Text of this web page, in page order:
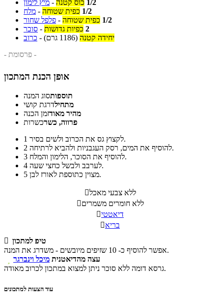
מיץ לימון - 1/2 כוס קטנה
מלח - 1/2 כפית שטוחה
פלפל שחור - 1/2 כפית שטוחה
סוכר - 2 כפיות גדושות
כרוב - יחידה קטנה (1186 גרם)
- פרסומת -
אופן הכנת המתכון
תוספותסוג המנה
מתחילדרגת קושי
מהיר מאודזמן הכנה
פרווה, כשרכשרות
1
לקצוץ גס את הכרוב ולשים בסיר.
2
להוסיף את המים, רסק העגבניות ולהביא לרתיחה.
3
להוסיף את הסוכר, הלימון והמלח.
4
לערבב ולבשל כחצי שעה.
5
מצוין כתוספת לאורז לבן.
ללא צבעי מאכל
ללא חומרים משמרים
דיאטטי
בריא
 טיפ למתכון
אפשר להוסיף כ- 10 שזיפים מיובשים - משדרג את המנה.
עצה מהדיאטנית מיכל וינברגר
גרסא דומה ללא סוכר ניתן למצוא במתכון לכרוב מאודה.
עוד הצעות למתכונים